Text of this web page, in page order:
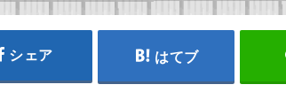
シェア はてブ